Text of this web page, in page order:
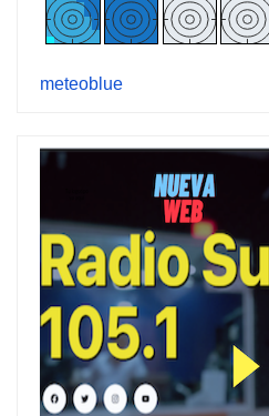
meteoblue